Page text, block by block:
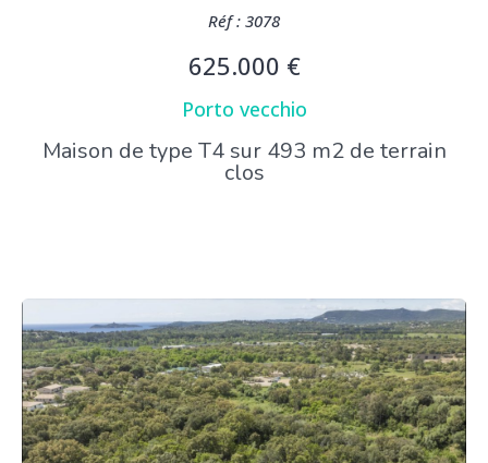
Réf : 3078
625.000 €
Porto vecchio
Maison de type T4 sur 493 m2 de terrain
clos